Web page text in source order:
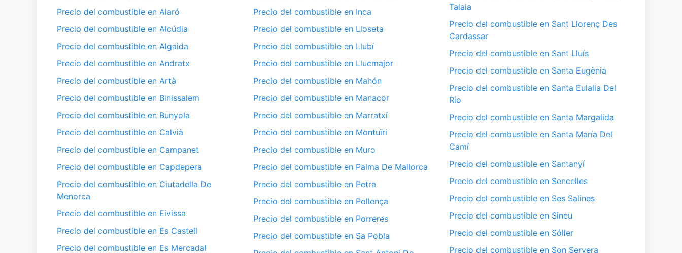
Precio del combustible en Alaró
Precio del combustible en Alcúdia
Precio del combustible en Algaida
Precio del combustible en Andratx
Precio del combustible en Artà
Precio del combustible en Binissalem
Precio del combustible en Bunyola
Precio del combustible en Calvià
Precio del combustible en Campanet
Precio del combustible en Capdepera
Precio del combustible en Ciutadella De
Menorca
Precio del combustible en Eivissa
Precio del combustible en Es Castell
Precio del combustible en Es Mercadal
Precio del combustible en Inca
Precio del combustible en Lloseta
Precio del combustible en Llubí
Precio del combustible en Llucmajor
Precio del combustible en Mahón
Precio del combustible en Manacor
Precio del combustible en Marratxí
Precio del combustible en Montuïri
Precio del combustible en Muro
Precio del combustible en Palma De Mallorca
Precio del combustible en Petra
Precio del combustible en Pollença
Precio del combustible en Porreres
Precio del combustible en Sa Pobla
Talaia
Precio del combustible en Sant Llorenç Des
Cardassar
Precio del combustible en Sant Lluís
Precio del combustible en Santa Eugènia
Precio del combustible en Santa Eulalia Del
Río
Precio del combustible en Santa Margalida
Precio del combustible en Santa María Del
Camí
Precio del combustible en Santanyí
Precio del combustible en Sencelles
Precio del combustible en Ses Salines
Precio del combustible en Sineu
Precio del combustible en Sóller
Precio del combustible en Son Servera